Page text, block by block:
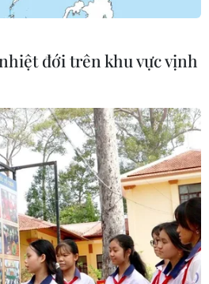
Nam: Thi công 2 gói
Dầu Giây
đới trên khu vực vịnh